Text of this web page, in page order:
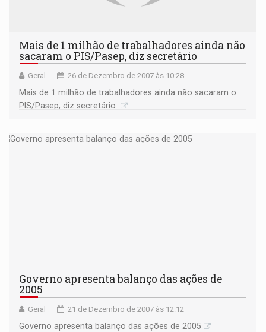
Mais de 1 milhão de trabalhadores ainda não
sacaram o PIS/Pasep, diz secretário
Geral 26 de Dezembro de 2007 às 10:28
Mais de 1 milhão de trabalhadores ainda não sacaram o
PIS/Pasep, diz secretário
Governo apresenta balanço das ações de
2005
Geral 21 de Dezembro de 2007 às 12:12
Governo apresenta balanço das ações de 2005